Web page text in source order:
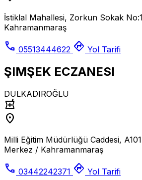
İstiklal Mahallesi, Zorkun Sokak
Kahramanmaraş
call 05513444622 directions Yol Tarifi
ŞIMŞEK ECZANESI
DULKADIROĞLU
local_pharmacy
location_on
Milli Eğitim Müdürlüğü Caddesi,
Merkez / Kahramanmaraş
call 03442242371 directions Yol Tarifi